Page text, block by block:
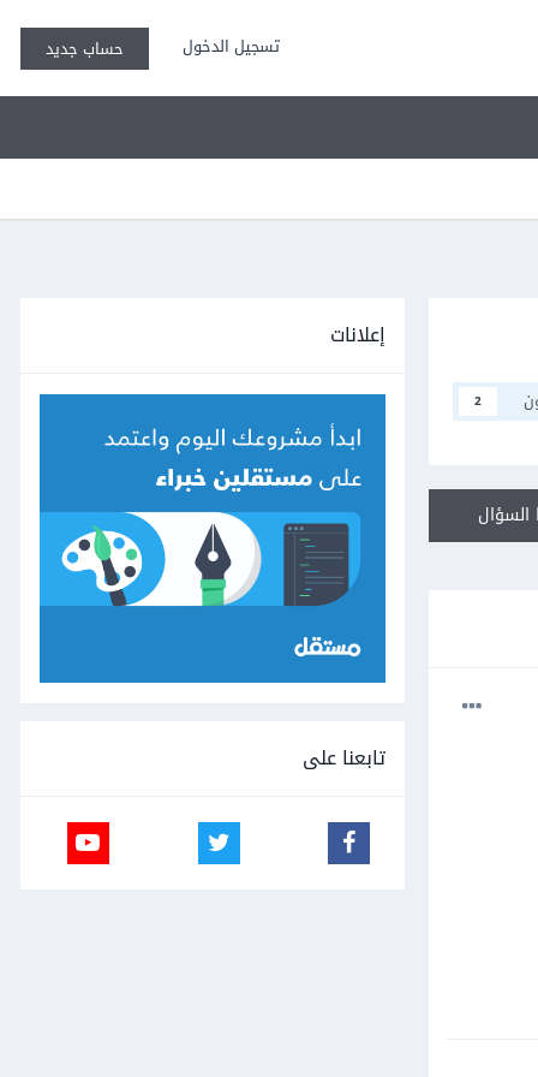
تسجيل الدخول حساب جديد
2
إعلانات
تابعنا على